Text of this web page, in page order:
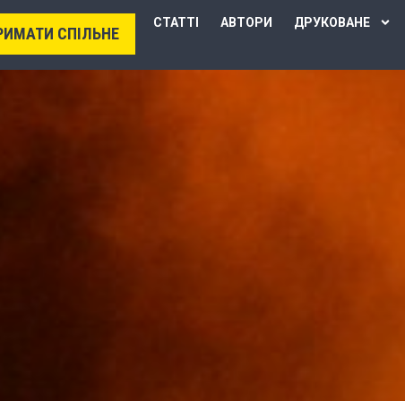
СПІЛЬНЕ
СТАТТІ АВТОРИ ДРУКОВАНЕ